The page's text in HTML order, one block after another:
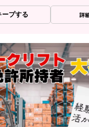
ープする 詳